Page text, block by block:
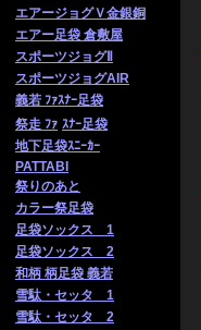
エアージョグＶ金銀銅
エアー足袋 倉敷屋
スポーツジョグⅡ
スポーツジョグAIR
義若 ﾌｧｽﾅｰ足袋
祭走 ﾌｧ ｽﾅｰ足袋
地下足袋ｽﾆｰｶｰ
PATTABI
祭りのあと
カラー祭足袋
足袋ソックス 1
足袋ソックス 2
和柄 柄足袋 義若
雪駄・セッタ 1
雪駄・セッタ 2